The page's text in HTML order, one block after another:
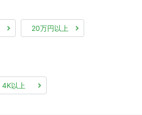
20万円以上
4K以上